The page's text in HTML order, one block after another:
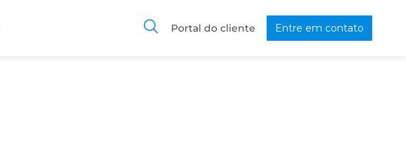
Portal do cliente Entre em contato